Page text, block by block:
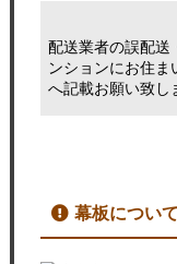
配送業者の誤配送
ンションにお住ま
へ記載お願い致し
幕板について